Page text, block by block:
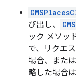
び出し、
ック メソッ
で、リクエ
場合、また
略した場合